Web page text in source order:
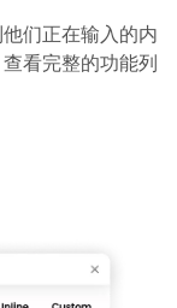
们正在输入的内
看完整的功能列